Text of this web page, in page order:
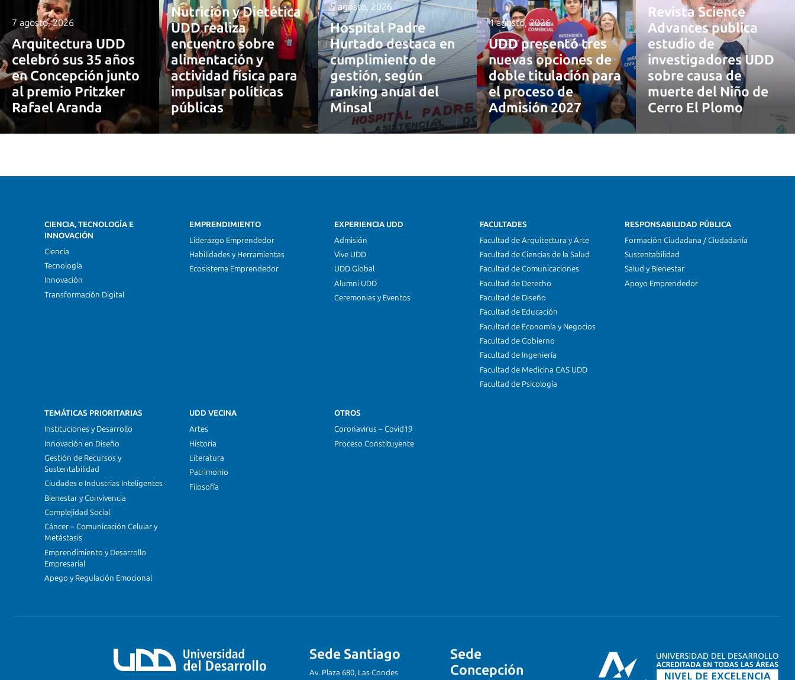
7 agosto, 2026
Arquitectura UDD
celebró sus 35 años
en Concepción junto
al premio Pritzker
Rafael Aranda
Nutrición y Dietética
UDD realiza
encuentro sobre
alimentación y
actividad física para
impulsar políticas
públicas
5 agosto, 2026
Hospital Padre
Hurtado destaca en
cumplimiento de
gestión, según
ranking anual del
Minsal
4 agosto, 2026
UDD presentó tres
nuevas opciones de
doble titulación para
el proceso de
Admisión 2027
Revista Science
Advances publica
estudio de
investigadores UDD
sobre causa de
muerte del Niño de
Cerro El Plomo
CIENCIA, TECNOLOGÍA E
INNOVACIÓN
Ciencia
Tecnología
Innovación
Transformación Digital
EMPRENDIMIENTO
Liderazgo Emprendedor
Habilidades y Herramientas
Ecosistema Emprendedor
EXPERIENCIA UDD
Admisión
Vive UDD
UDD Global
Alumni UDD
Ceremonias y Eventos
FACULTADES
Facultad de Arquitectura y Arte
Facultad de Ciencias de la Salud
Facultad de Comunicaciones
Facultad de Derecho
Facultad de Diseño
Facultad de Educación
Facultad de Economía y Negocios
Facultad de Gobierno
Facultad de Ingeniería
Facultad de Medicina CAS UDD
Facultad de Psicología
RESPONSABILIDAD PÚBLICA
Formación Ciudadana / Ciudadanía
Sustentabilidad
Salud y Bienestar
Apoyo Emprendedor
TEMÁTICAS PRIORITARIAS
Instituciones y Desarrollo
Innovación en Diseño
Gestión de Recursos y
Sustentabilidad
Ciudades e Industrias Inteligentes
Bienestar y Convivencia
Complejidad Social
Cáncer – Comunicación Celular y
Metástasis
Emprendimiento y Desarrollo
Empresarial
Apego y Regulación Emocional
UDD VECINA
Artes
Historia
Literatura
Patrimonio
Filosofía
OTROS
Coronavirus – Covid19
Proceso Constituyente
Sede Santiago
Av. Plaza 680, Las Condes
Sede
Concepción